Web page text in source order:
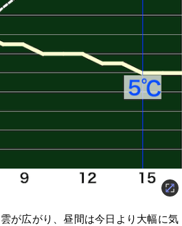
が広がり、昼間は今日より大幅に気